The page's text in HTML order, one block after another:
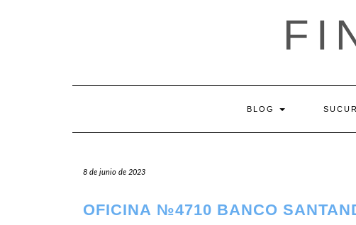
BLOG
8 de junio de 2023
OFICINA №4710 BANCO